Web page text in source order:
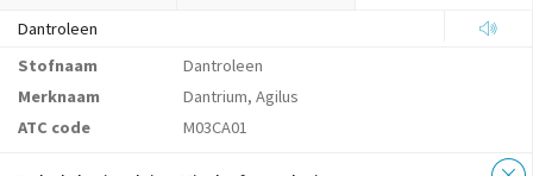
Dantroleen
Stofnaam
Dantroleen
Merknaam
Dantrium, Agilus
ATC code
M03CA01